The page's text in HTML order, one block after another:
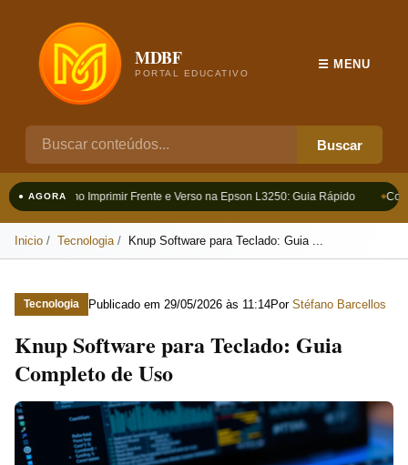
MDBF
PORTAL EDUCATIVO
Buscar
☰ MENU
● AGORAComo Imprimir Frente e Verso na Epson L3250: Guia Rápido
Inicio Tecnologia Knup Software para Teclado: Guia ...
Tecnologia Publicado em 29/05/2026 às 11:14Por Stéfano Barcellos
Knup Software para Teclado: Guia
Completo de Uso